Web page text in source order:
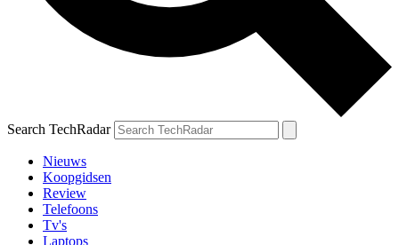
Search TechRadar
Nieuws
Koopgidsen
Review
Telefoons
Tv's
Laptops